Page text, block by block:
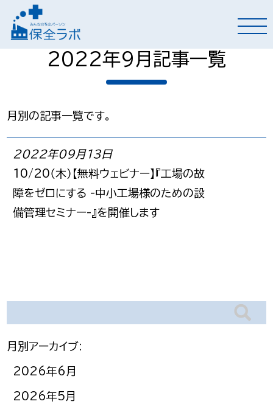
2022年9月記事一覧
月別の記事一覧です。
2022年09月13日
10/20（木）【無料ウェビナー】『工場の故
障をゼロにする -中小工場様のための設
備管理セミナー-』を開催します
月別アーカイブ:
2026年6月
2026年5月